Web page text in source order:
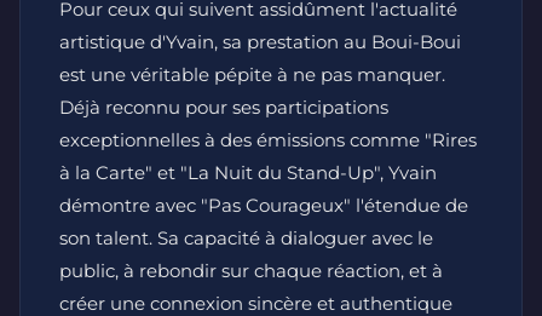
Pour ceux qui suivent assidûment l'actualité
artistique d'Yvain, sa prestation au Boui-Boui
est une véritable pépite à ne pas manquer.
Déjà reconnu pour ses participations
exceptionnelles à des émissions comme "Rires
à la Carte" et "La Nuit du Stand-Up", Yvain
démontre avec "Pas Courageux" l'étendue de
son talent. Sa capacité à dialoguer avec le
public, à rebondir sur chaque réaction, et à
créer une connexion sincère et authentique